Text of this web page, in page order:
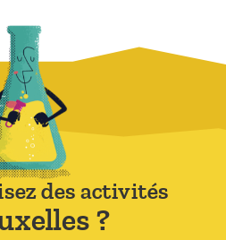
des activités
?